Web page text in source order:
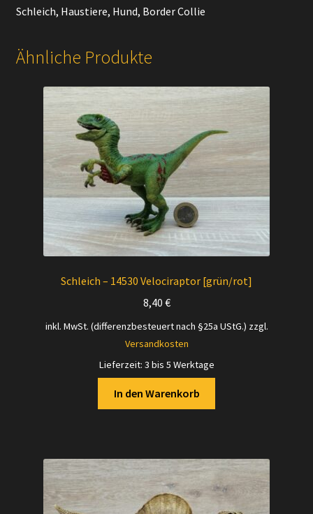
Schleich, Haustiere, Hund, Border Collie
Ähnliche Produkte
Schleich – 14530 Velociraptor [grün/rot]
8,40 €
inkl. MwSt. (differenzbesteuert nach §25a UStG.) zzgl.
Versandkosten
Lieferzeit: 3 bis 5 Werktage
In den Warenkorb